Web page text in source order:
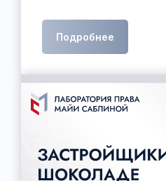
Подробнее